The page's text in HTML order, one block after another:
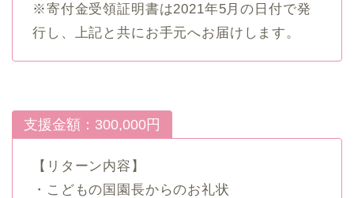
※寄付金受領証明書は2021年5月の日付で発
行し、上記と共にお手元へお届けします。
支援金額：300,000円
【リターン内容】
・こどもの国園長からのお礼状